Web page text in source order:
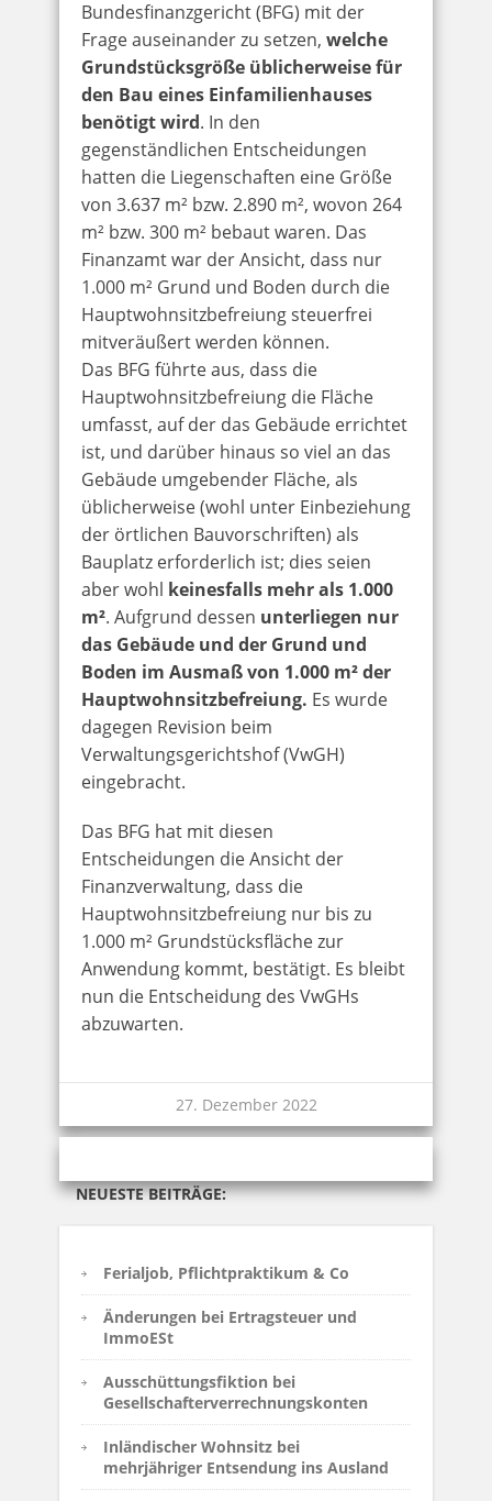
NEUESTE BEITRÄGE:
Ferialjob, Pflichtpraktikum & Co
Änderungen bei Ertragsteuer und
ImmoESt
Ausschüttungsfiktion bei
Gesellschafterverrechnungskonten
Inländischer Wohnsitz bei
mehrjähriger Entsendung ins Ausland
Bundesfinanzgericht (BFG) mit der
Frage auseinander zu setzen, welche
Grundstücksgröße üblicherweise für
den Bau eines Einfamilienhauses
benötigt wird. In den
gegenständlichen Entscheidungen
hatten die Liegenschaften eine Größe
von 3.637 m² bzw. 2.890 m², wovon 264
m² bzw. 300 m² bebaut waren. Das
Finanzamt war der Ansicht, dass nur
1.000 m² Grund und Boden durch die
Hauptwohnsitzbefreiung steuerfrei
mitveräußert werden können.
Das BFG führte aus, dass die
Hauptwohnsitzbefreiung die Fläche
umfasst, auf der das Gebäude errichtet
ist, und darüber hinaus so viel an das
Gebäude umgebender Fläche, als
üblicherweise (wohl unter Einbeziehung
der örtlichen Bauvorschriften) als
Bauplatz erforderlich ist; dies seien
aber wohl keinesfalls mehr als 1.000
m². Aufgrund dessen unterliegen nur
das Gebäude und der Grund und
Boden im Ausmaß von 1.000 m² der
Hauptwohnsitzbefreiung. Es wurde
dagegen Revision beim
Verwaltungsgerichtshof (VwGH)
eingebracht.
Das BFG hat mit diesen
Entscheidungen die Ansicht der
Finanzverwaltung, dass die
Hauptwohnsitzbefreiung nur bis zu
1.000 m² Grundstücksfläche zur
Anwendung kommt, bestätigt. Es bleibt
nun die Entscheidung des VwGHs
abzuwarten.
27. Dezember 2022